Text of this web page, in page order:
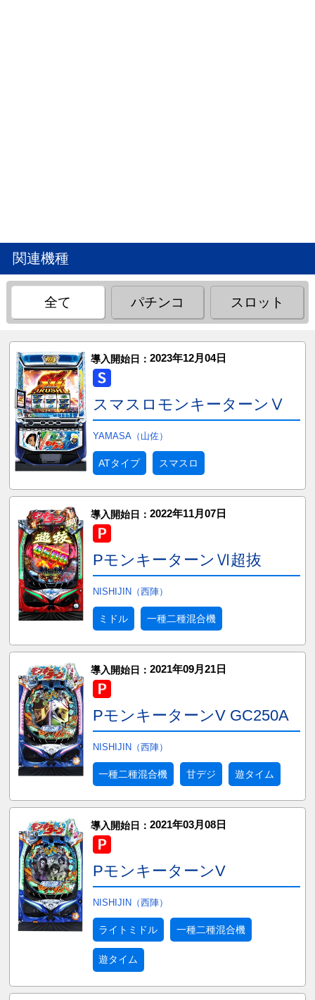
関連機種
全て パチンコ スロット
導入開始日： 2023年12月04日
スマスロモンキーターンⅤ
YAMASA（山佐）
ATタイプ スマスロ
導入開始日： 2022年11月07日
PモンキーターンⅥ超抜
NISHIJIN（西陣）
ミドル 一種二種混合機
導入開始日： 2021年09月21日
PモンキーターンV GC250A
NISHIJIN（西陣）
一種二種混合機 甘デジ 遊タイム
導入開始日： 2021年03月08日
PモンキーターンV
NISHIJIN（西陣）
ライトミドル 一種二種混合機
遊タイム